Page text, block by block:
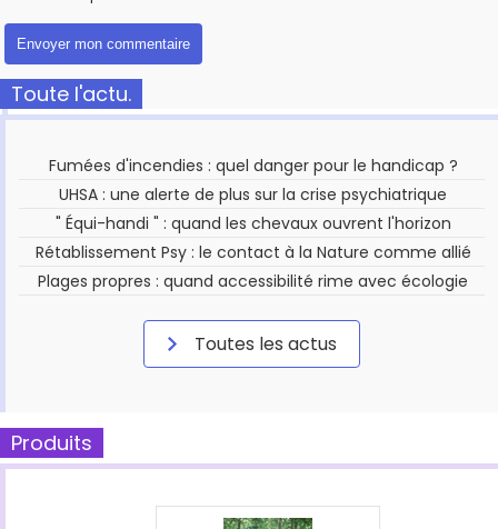
Toute l'actu.
Fumées d'incendies : quel danger pour le handicap ?
UHSA : une alerte de plus sur la crise psychiatrique
" Équi-handi " : quand les chevaux ouvrent l'horizon
Rétablissement Psy : le contact à la Nature comme allié
Plages propres : quand accessibilité rime avec écologie
Toutes les actus
Produits